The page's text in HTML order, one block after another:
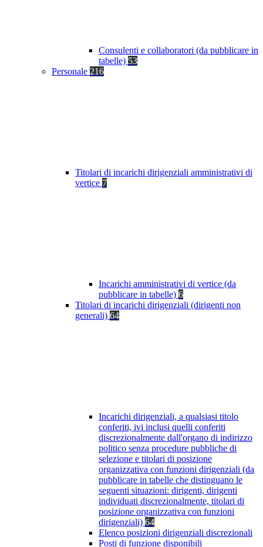
Consulenti e collaboratori (da pubblicare in
tabelle) 53
Personale 216
Titolari di incarichi dirigenziali amministrativi di
vertice 7
Incarichi amministrativi di vertice (da
pubblicare in tabelle) 6
Titolari di incarichi dirigenziali (dirigenti non
generali) 64
Incarichi dirigenziali, a qualsiasi titolo
conferiti, ivi inclusi quelli conferiti
discrezionalmente dall'organo di indirizzo
politico senza procedure pubbliche di
selezione e titolari di posizione
organizzativa con funzioni dirigenziali (da
pubblicare in tabelle che distinguano le
seguenti situazioni: dirigenti, dirigenti
individuati discrezionalmente, titolari di
posizione organizzativa con funzioni
dirigenziali) 64
Elenco posizioni dirigenziali discrezionali
Posti di funzione disponibili